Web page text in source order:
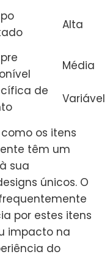
Alta
Média
de
Variável
os itens
têm um
sua
únicos. O
por estes itens
impacto na
do